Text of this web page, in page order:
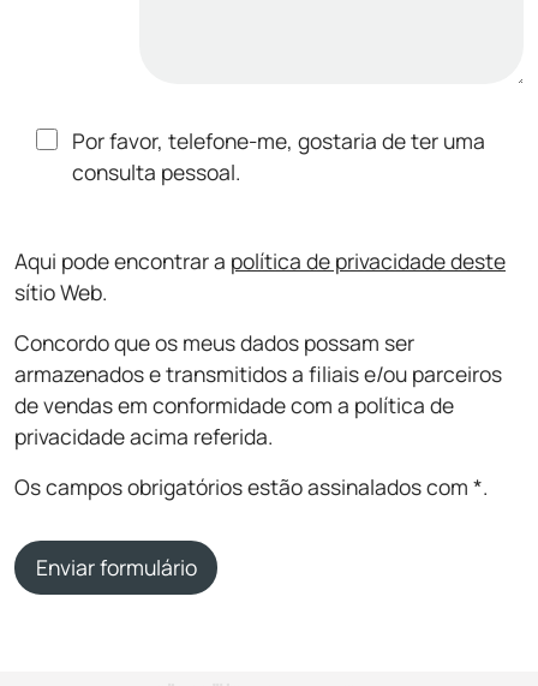
Por favor, telefone-me, gostaria de ter uma
consulta pessoal.
Aqui pode encontrar a política de privacidade deste
sítio Web.
Concordo que os meus dados possam ser
armazenados e transmitidos a filiais e/ou parceiros
de vendas em conformidade com a política de
privacidade acima referida.
Os campos obrigatórios estão assinalados com *.
Enviar formulário